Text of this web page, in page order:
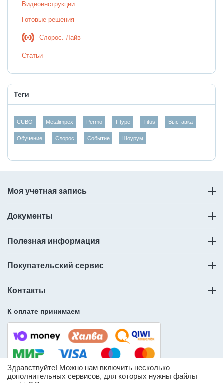
Видеоинструкции
Готовые решения
Слорос. Лайв
Статьи
Теги
CUBO Metalimpex Permo T-type Titus Выставка
Обучение Слорос Событие Шоурум
Моя учетная запись
Документы
Полезная информация
Покупательский сервис
Контакты
К оплате принимаем
Здравствуйте! Можно нам включить несколько
дополнительных сервисов, для которых нужны файлы